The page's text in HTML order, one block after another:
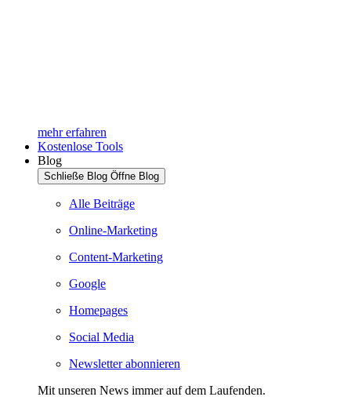
mehr erfahren
Kostenlose Tools
Blog
Schließe Blog Öffne Blog
Alle Beiträge
Online-Marketing
Content-Marketing
Google
Homepages
Social Media
Newsletter abonnieren
Mit unseren News immer auf dem Laufenden.